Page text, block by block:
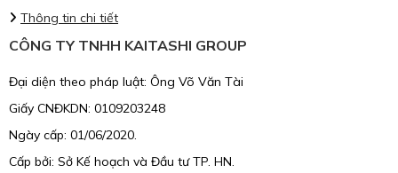
Thông tin chi tiết
CÔNG TY TNHH KAITASHI GROUP
Đại diện theo pháp luật: Ông Võ Văn Tài
Giấy CNĐKDN: 0109203248
Ngày cấp: 01/06/2020.
Cấp bởi: Sở Kế hoạch và Đầu tư TP. HN.